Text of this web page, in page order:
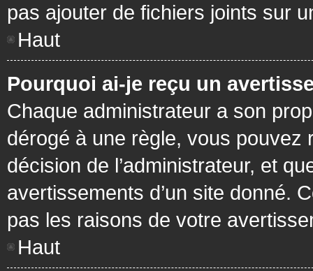
pas ajouter de fichiers joints sur
Haut
Pourquoi ai-je reçu un
Chaque administrateur a son
dérogé à une règle, vous pouvez
décision de l’administrateur, et
avertissements d’un site donné.
pas les raisons de votre
Haut